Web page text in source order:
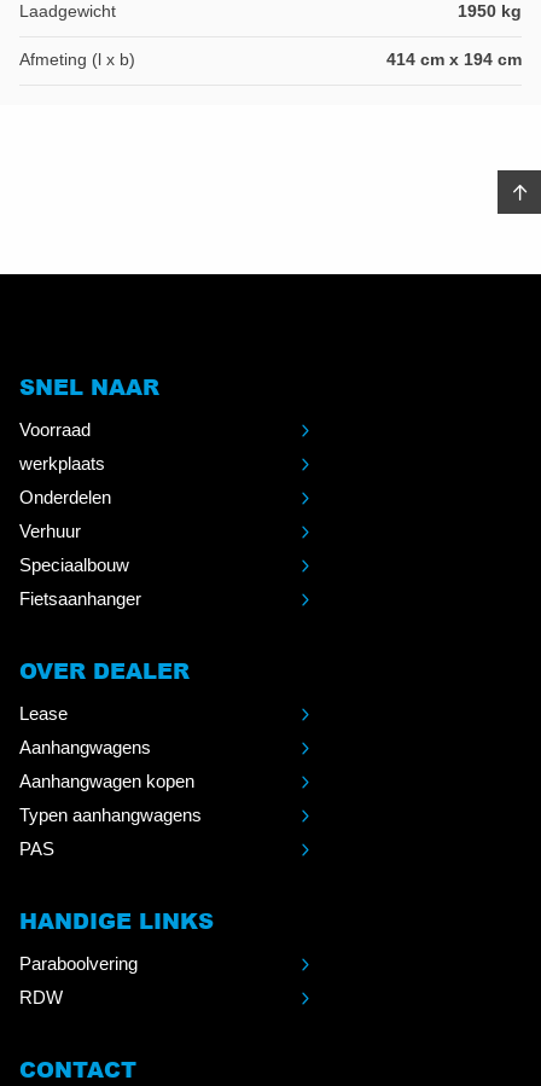
Laadgewicht 1950 kg
Afmeting (l x b) 414 cm x 194 cm
SNEL NAAR
Voorraad
werkplaats
Onderdelen
Verhuur
Speciaalbouw
Fietsaanhanger
OVER DEALER
Lease
Aanhangwagens
Aanhangwagen kopen
Typen aanhangwagens
PAS
HANDIGE LINKS
Paraboolvering
RDW
CONTACT